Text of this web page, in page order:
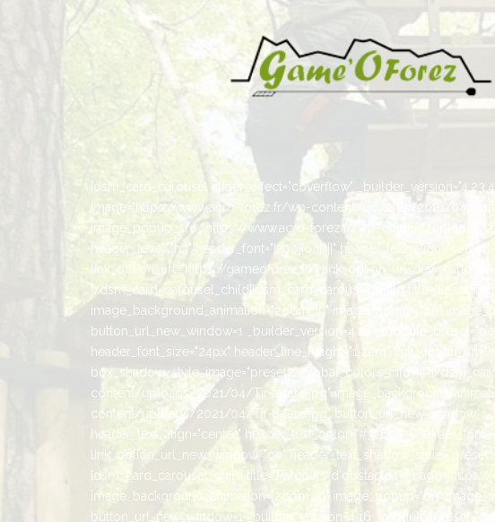
[dsm_card_carousel slider_effect="coverflow"
image="https://www.acro-forez.fr/wp-content/uploads/2021/04/
image_popup_src="https://www.acro-forez.fr/wp-content/uploads/
header_level="h3" header_font="|700||on|||||"
link_option_url="https://gameoforez.fr/"
[/dsm_card_carousel_child][dsm_card_carousel_child title="Laser
image_background_animation="zoom_in" image_popup="on"
button_url_new_window=1 _builder_version=4.16
header_font_size="24px" header_line_height="1.2em"
box_shadow_style_image="preset2" global_colors_info="{}"][/
content/uploads/2021/04/Tir-a-larc.jpg"
content/uploads/2021/04/Tir-a-larc.jpg" button_url_new_window=1
header_text_align="center" header_text_color="#316041"
link_option_url_new_window="on"
[dsm_card_carousel_child title="Parcours d'obstacles"
image_background_animation="zoom_in" image_popup="on"
button_url_new_window=1 _builder_version=4.16